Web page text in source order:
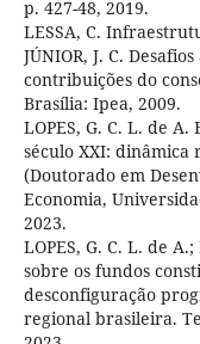
p. 427-48, 2019.
LESSA, C.
JÚNIOR, J. C.
contribuições do
Brasília: Ipea, 2009.
LOPES, G. C. L. de
século XXI: dinâmica
(Doutorado em
Economia,
2023.
LOPES, G. C. L. de
sobre os fundos
desconfiguração
regional brasileira.